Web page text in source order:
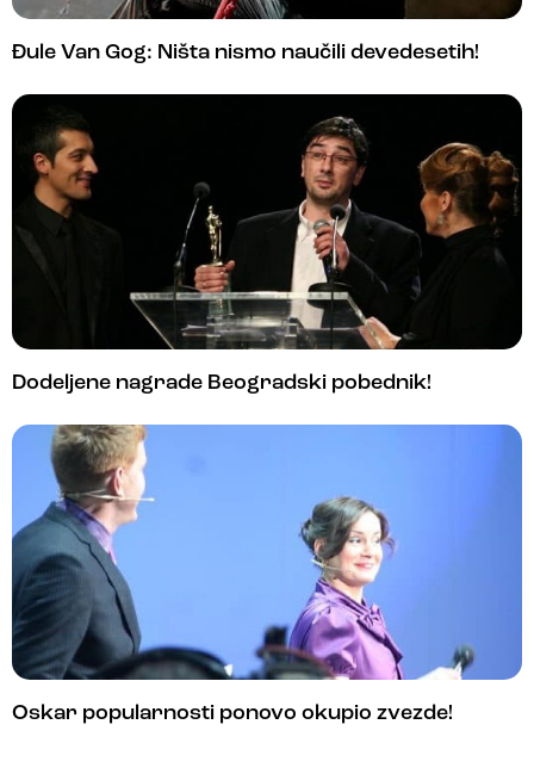
Đule Van Gog: Ništa nismo naučili devedesetih!
Dodeljene nagrade Beogradski pobednik!
Oskar popularnosti ponovo okupio zvezde!